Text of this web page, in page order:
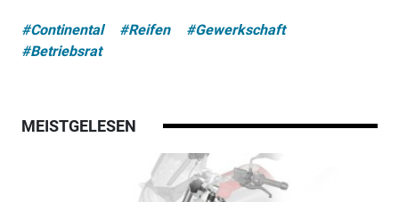
#Continental #Reifen
#Gewerkschaft
#Betriebsrat
MEISTGELESEN